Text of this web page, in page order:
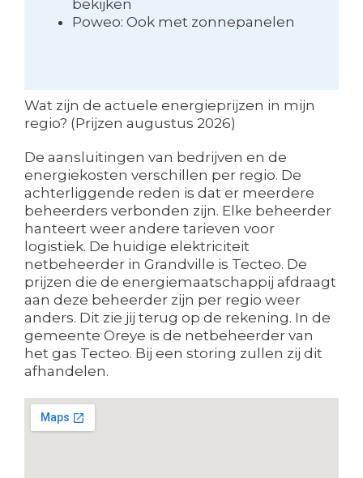
bekijken
Poweo: Ook met zonnepanelen
Wat zijn de actuele energieprijzen in mijn
regio? (Prijzen augustus 2026)
De aansluitingen van bedrijven en de
energiekosten verschillen per regio. De
achterliggende reden is dat er meerdere
beheerders verbonden zijn. Elke beheerder
hanteert weer andere tarieven voor
logistiek. De huidige elektriciteit
netbeheerder in Grandville is Tecteo. De
prijzen die de energiemaatschappij afdraagt
aan deze beheerder zijn per regio weer
anders. Dit zie jij terug op de rekening. In de
gemeente Oreye is de netbeheerder van
het gas Tecteo. Bij een storing zullen zij dit
afhandelen.